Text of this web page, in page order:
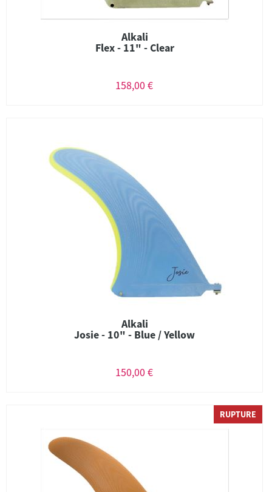
Alkali
Flex - 11" - Clear
158,00 €
Alkali
Josie - 10" - Blue / Yellow
150,00 €
RUPTURE